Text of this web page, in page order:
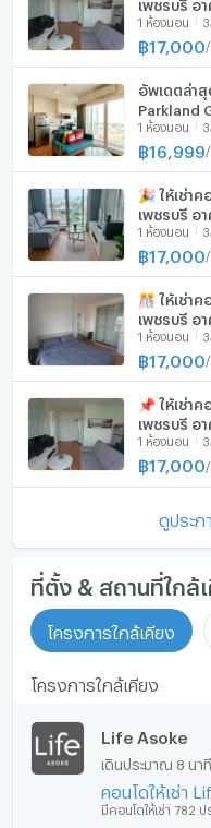
ใกล้ โรงเรี
1 ห้องนอน
฿17,000 /
อัพเดตล่า
Parkland
1 ห้องนอน
฿16,999 /
🎉 ให้เช่าค
เพชรบุรี อ
ใกล้ โรงเรี
1 ห้องนอน
฿17,000 /
🎊 ให้เช่า
เพชรบุรี อ
ใกล้ โรงเรี
1 ห้องนอน
฿17,000 /
📌 ให้เช่า
เพชรบุรี อ
ใกล้ โรงเรี
1 ห้องนอน
฿17,000 /
ดูประก
ที่ตั้ง & สถานที่ใกล้
โครงการใกล้เคียง
โครงการใกล้เคียง
Life Asoke
เดินประมาณ 8 นาที
คอนโดให้เช่า
มีคอนโดให้เช่า 782 ป